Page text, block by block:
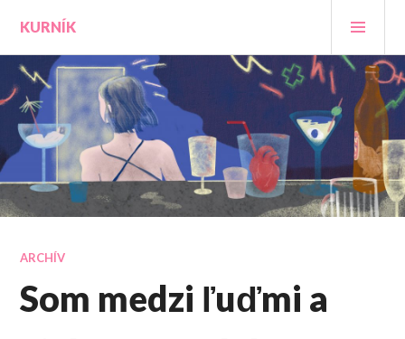
obsah
KURNÍK
ARCHÍV
Som medzi ľuďmi a